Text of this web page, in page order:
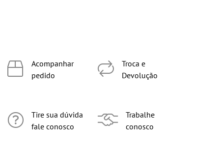
Acompanhar
pedido
Tire sua dúvida
fale conosco
Troca e
Devolução
Trabalhe
conosco